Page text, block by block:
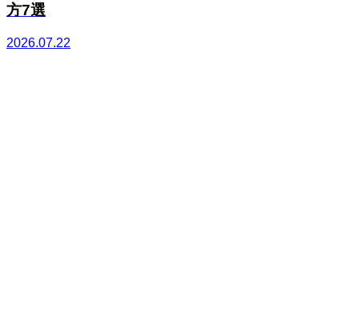
方7選
2026.07.22